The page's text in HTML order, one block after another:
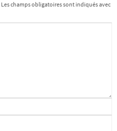
Les champs obligatoires sont indiqués avec